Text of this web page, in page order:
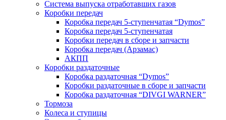
Система выпуска отработавших газов
Коробки передач
Коробка передач 5-ступенчатая “Dymos”
Коробка передач 5-ступенчатая
Коробки передач в сборе и запчасти
Коробка передач (Арзамас)
АКПП
Коробки раздаточные
Коробка раздаточная “Dymos”
Коробки раздаточные в сборе и запчасти
Коробка раздаточная “DIVGI WARNER”
Тормоза
Колеса и ступицы